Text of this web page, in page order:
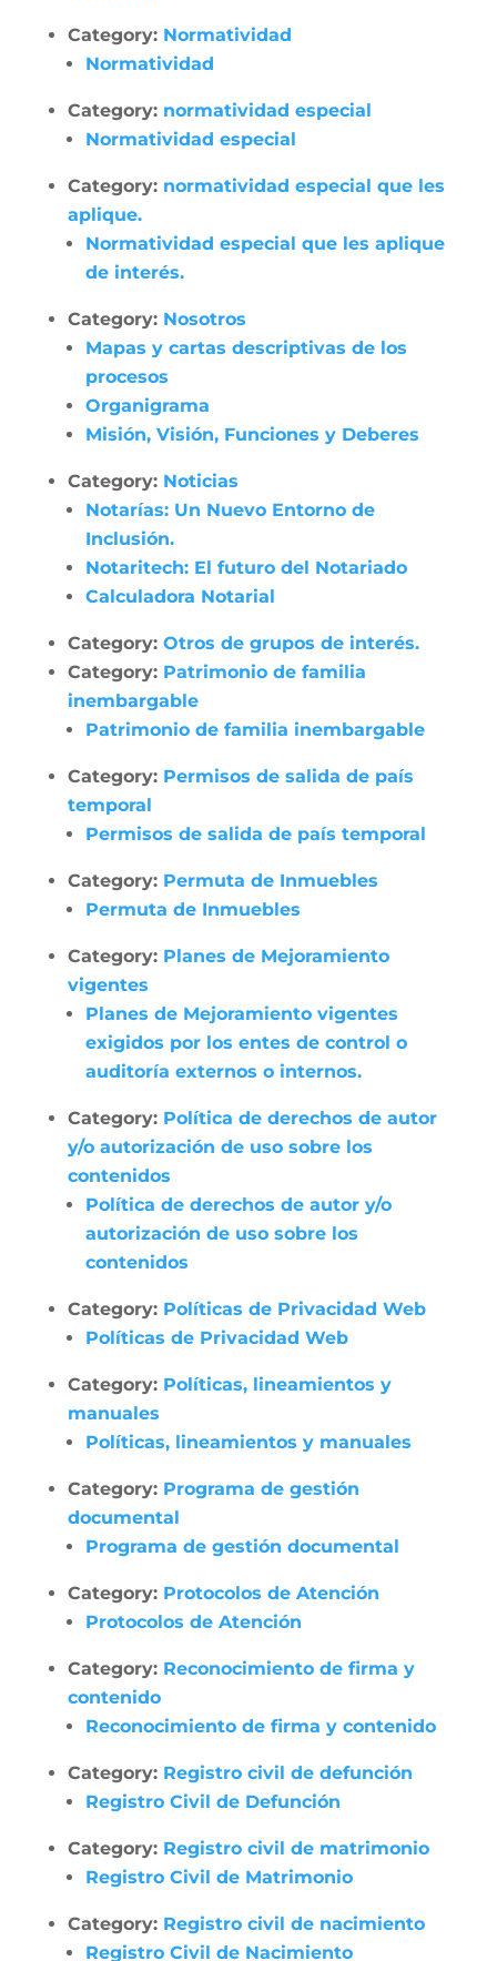
Category: Normatividad
Normatividad
Category: normatividad especial
Normatividad especial
Category: normatividad especial que les
aplique.
Normatividad especial que les aplique
de interés.
Category: Nosotros
Mapas y cartas descriptivas de los
procesos
Organigrama
Misión, Visión, Funciones y Deberes
Category: Noticias
Notarías: Un Nuevo Entorno de
Inclusión.
Notaritech: El futuro del Notariado
Calculadora Notarial
Category: Otros de grupos de interés.
Category: Patrimonio de familia
inembargable
Patrimonio de familia inembargable
Category: Permisos de salida de país
temporal
Permisos de salida de país temporal
Category: Permuta de Inmuebles
Permuta de Inmuebles
Category: Planes de Mejoramiento
vigentes
Planes de Mejoramiento vigentes
exigidos por los entes de control o
auditoría externos o internos.
Category: Política de derechos de autor
y/o autorización de uso sobre los
contenidos
Política de derechos de autor y/o
autorización de uso sobre los
contenidos
Category: Políticas de Privacidad Web
Políticas de Privacidad Web
Category: Políticas, lineamientos y
manuales
Políticas, lineamientos y manuales
Category: Programa de gestión
documental
Programa de gestión documental
Category: Protocolos de Atención
Protocolos de Atención
Category: Reconocimiento de firma y
contenido
Reconocimiento de firma y contenido
Category: Registro civil de defunción
Registro Civil de Defunción
Category: Registro civil de matrimonio
Registro Civil de Matrimonio
Category: Registro civil de nacimiento
Registro Civil de Nacimiento